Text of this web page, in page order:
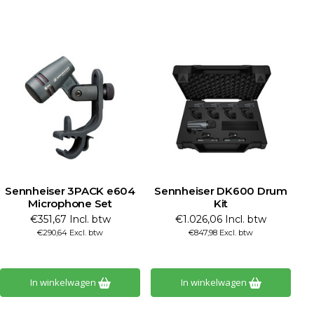
Sennheiser 3PACK e604
Microphone Set
€351,67 Incl. btw
€290,64 Excl. btw
In winkelwagen
Sennheiser DK600 Drum
Kit
€1.026,06 Incl. btw
€847,98 Excl. btw
In winkelwagen